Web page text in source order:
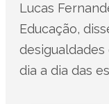
Lucas
Educação,
dia a dia das